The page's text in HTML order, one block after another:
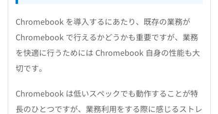
Chromebook を導入するにあたり、既存の業務が
Chromebook で行えるかどうかも重要ですが、業務
を快適に行うためには Chromebook 自身の性能も大
切です。
Chromebook は低いスペックでも動作することが特
長のひとつですが、業務利用をする際に感じるストレ